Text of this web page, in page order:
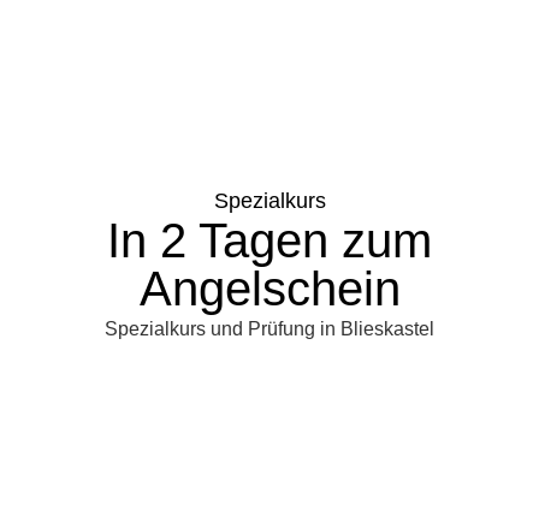
Spezialkurs
In 2 Tagen zum
Angelschein
Spezialkurs und Prüfung in Blieskastel